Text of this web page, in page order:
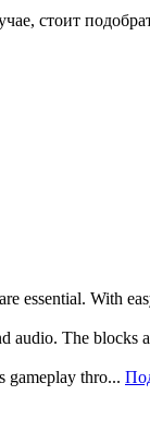
стоит
essential. With
audio. The blocks
gameplay thro...